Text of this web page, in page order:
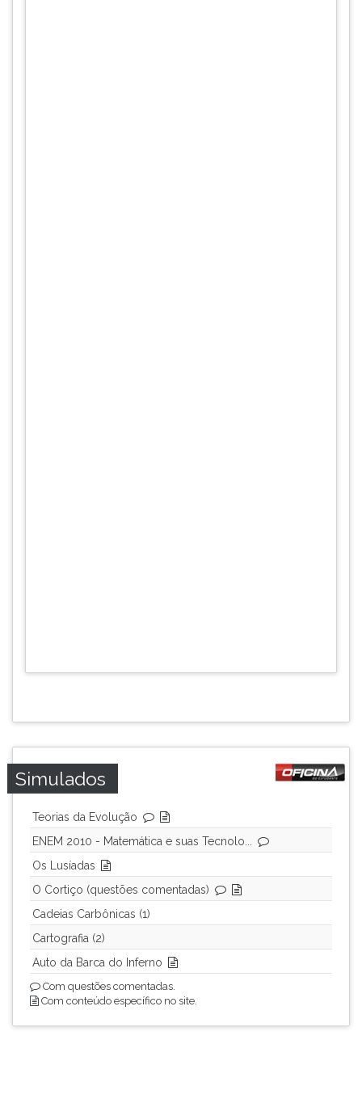
Simulados
Teorias da Evolução
ENEM 2010 - Matemática e suas Tecnolo...
Os Lusíadas
O Cortiço (questões comentadas)
Cadeias Carbônicas (1)
Cartografia (2)
Auto da Barca do Inferno
Com questões comentadas.
Com conteúdo específico no site.